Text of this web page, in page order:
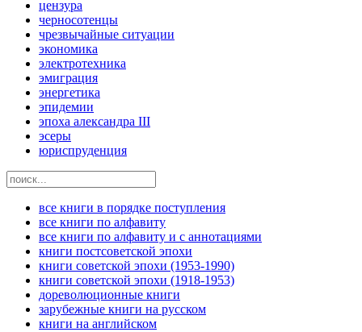
цензура
черносотенцы
чрезвычайные ситуации
экономика
электротехника
эмиграция
энергетика
эпидемии
эпоха александра III
эсеры
юриспруденция
все книги в порядке поступления
все книги по алфавиту
все книги по алфавиту и с аннотациями
книги постсоветской эпохи
книги советской эпохи (1953-1990)
книги советской эпохи (1918-1953)
дореволюционные книги
зарубежные книги на русском
книги на английском